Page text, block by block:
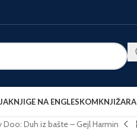
KNJIGE NA ENGLESKOMKNJIŽARA
Duh iz bašte – Gejl Harmin